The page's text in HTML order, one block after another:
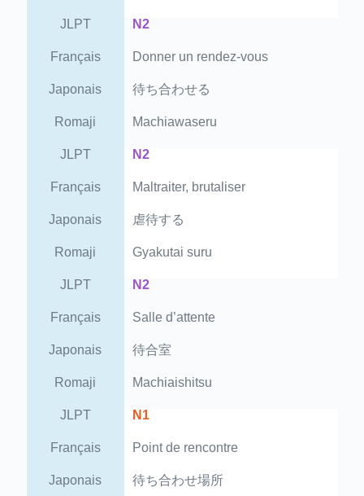
JLPT N2
Français Donner un rendez-vous
Japonais 待ち合わせる
Romaji Machiawaseru
JLPT N2
Français Maltraiter, brutaliser
Japonais 虐待する
Romaji Gyakutai suru
JLPT N2
Français Salle d’attente
Japonais 待合室
Romaji Machiaishitsu
JLPT N1
Français Point de rencontre
Japonais 待ち合わせ場所